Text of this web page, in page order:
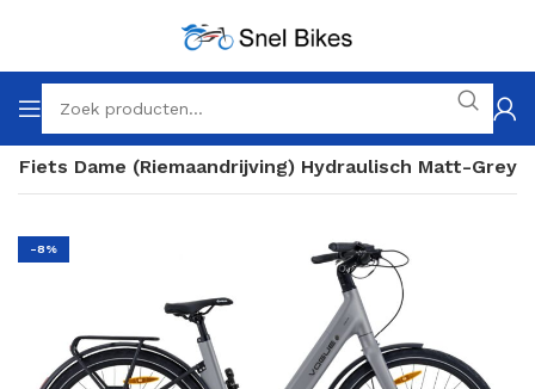
Fiets Dame (Riemaandrijving) Hydraulisch Matt-Grey
-8%